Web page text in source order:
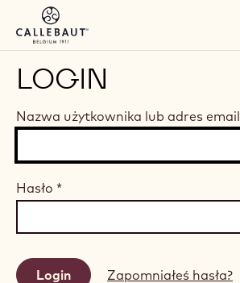
Skip to main content
LOGIN
Nazwa użytkownika lub adres email
Hasło *
Zapomniałeś hasła?